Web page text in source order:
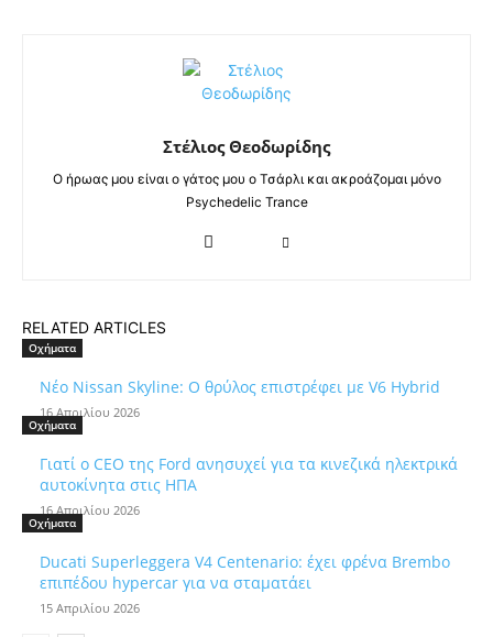
Στέλιος Θεοδωρίδης
Ο ήρωας μου είναι ο γάτος μου ο Τσάρλι και ακροάζομαι μόνο
Psychedelic Trance
RELATED ARTICLES
Οχήματα
Νέο Nissan Skyline: Ο θρύλος επιστρέφει με V6 Hybrid
16 Απριλίου 2026
Οχήματα
Γιατί ο CEO της Ford ανησυχεί για τα κινεζικά ηλεκτρικά
αυτοκίνητα στις ΗΠΑ
16 Απριλίου 2026
Οχήματα
Ducati Superleggera V4 Centenario: έχει φρένα Brembo
επιπέδου hypercar για να σταματάει
15 Απριλίου 2026